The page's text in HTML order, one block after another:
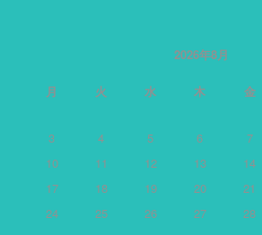
2026年8月
月 火 水 木 金
3
4 5 6 7
10
11 12 13 14
17
18 19 20 21
24
25 26 27 28